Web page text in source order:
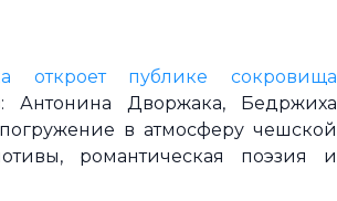
откроет публике сокровища
Антонина Дворжака, Бедржиха
в атмосферу чешской
романтическая поэзия и